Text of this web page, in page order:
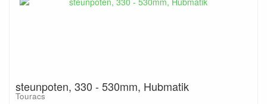
steunpoten, 330 - 530mm, Hubmatik
Touracs